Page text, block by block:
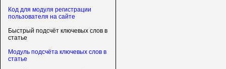
Код для модуля регистрации
пользователя на сайте
Быстрый подсчёт ключевых слов в
статье
Модуль подсчёта ключевых слов в
статье